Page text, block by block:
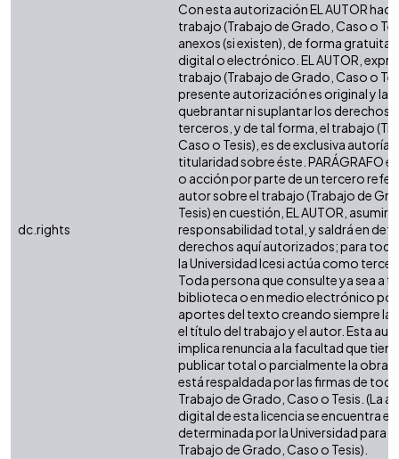
dc.rights
Con esta autorización EL AUTOR
trabajo (Trabajo de Grado, Caso o
anexos (si existen), de forma gratuita
digital o electrónico. EL AUTOR,
trabajo (Trabajo de Grado, Caso o
presente autorización es original y la
quebrantar ni suplantar los derechos
terceros, y de tal forma, el trabajo
Caso o Tesis), es de exclusiva autoría
titularidad sobre éste. PARÁGRAFO
o acción por parte de un tercero
autor sobre el trabajo (Trabajo de
Tesis) en cuestión, EL AUTOR, asumirá
responsabilidad total, y saldrá en
derechos aquí autorizados; para
la Universidad Icesi actúa como
Toda persona que consulte ya sea a
biblioteca o en medio electrónico
aportes del texto creando siempre la
el título del trabajo y el autor. Esta
implica renuncia a la facultad que tiene
publicar total o parcialmente la obra.
está respaldada por las firmas de
Trabajo de Grado, Caso o Tesis. (La
digital de esta licencia se encuentra
determinada por la Universidad para
Trabajo de Grado, Caso o Tesis).